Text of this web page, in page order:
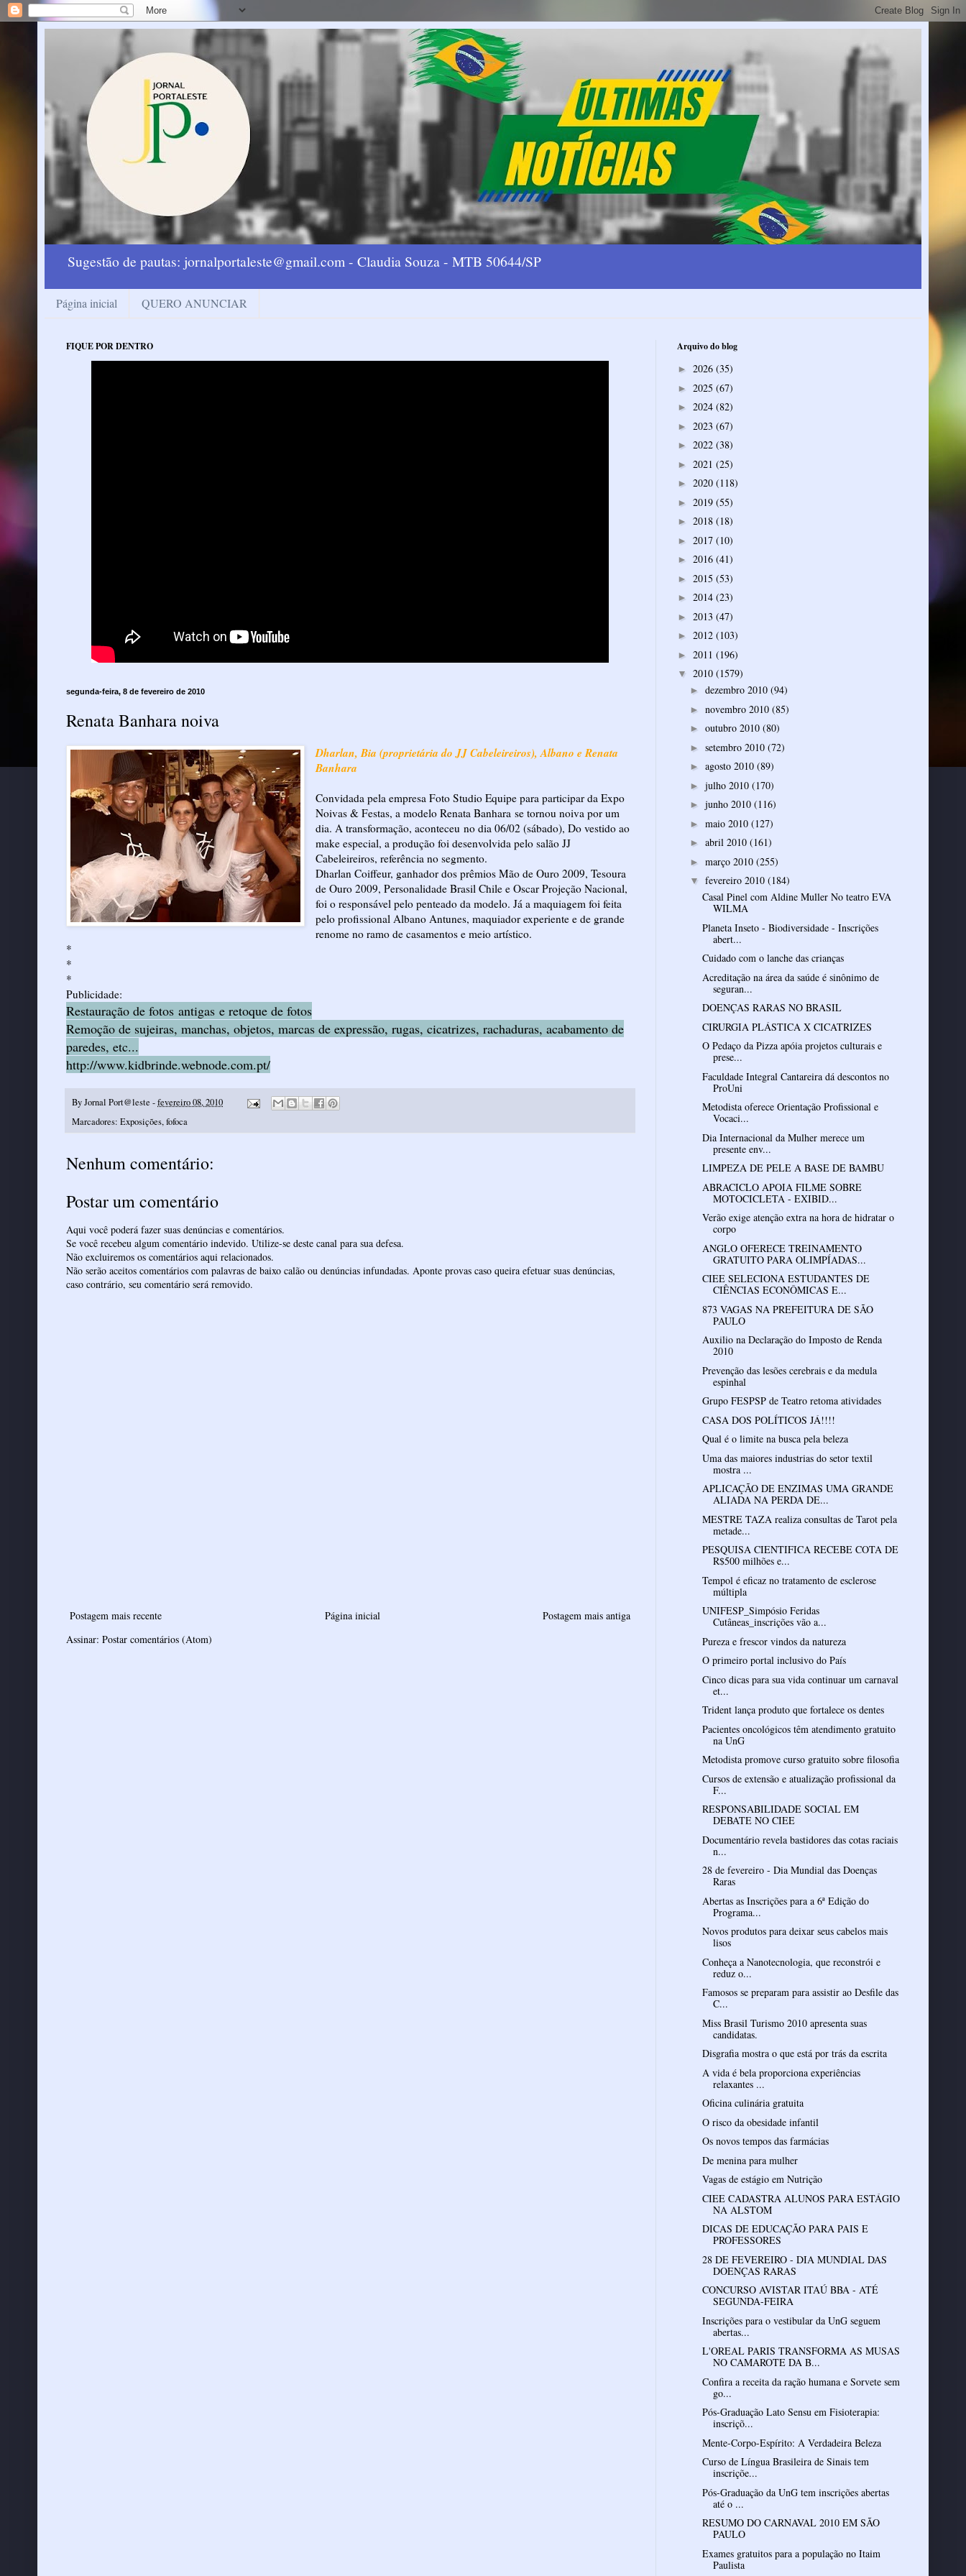
Sugestão de pautas: jornalportaleste@gmail.com - Claudia Souza - MTB 50644/SP
Página inicial QUERO ANUNCIAR
FIQUE POR DENTRO
segunda-feira, 8 de fevereiro de 2010
Renata Banhara noiva
Dharlan, Bia (proprietária do JJ Cabeleireiros), Albano e Renata
Banhara
Convidada pela empresa Foto Studio Equipe para participar da Expo
Noivas & Festas, a modelo Renata Banhara se tornou noiva por um
dia. A transformação, aconteceu no dia 06/02 (sábado), Do vestido ao
make especial, a produção foi desenvolvida pelo salão JJ
Cabeleireiros, referência no segmento.
Dharlan Coiffeur, ganhador dos prêmios Mão de Ouro 2009, Tesoura
de Ouro 2009, Personalidade Brasil Chile e Oscar Projeção Nacional,
foi o responsável pelo penteado da modelo. Já a maquiagem foi feita
pelo profissional Albano Antunes, maquiador experiente e de grande
renome no ramo de casamentos e meio artístico.
*
*
*
Publicidade:
Restauração de fotos antigas e retoque de fotos
Remoção de sujeiras, manchas, objetos, marcas de expressão, rugas, cicatrizes, rachaduras, acabamento de
paredes, etc...
http://www.kidbrinde.webnode.com.pt/
ByJornal Port@leste -fevereiro 08, 2010
Marcadores: Exposições,fofoca
Nenhum comentário:
Postar um comentário
Aqui você poderá fazer suas denúncias e comentários.
Se você recebeu algum comentário indevido. Utilize-se deste canal para sua defesa.
Não excluiremos os comentários aqui relacionados.
Não serão aceitos comentários com palavras de baixo calão ou denúncias infundadas. Aponte provas caso queira efetuar suas denúncias,
caso contrário, seu comentário será removido.
Postagem mais recente Postagem mais antiga
Página inicial
Assinar: Postar comentários (Atom)
Arquivo do blog
► 2026 (35)
► 2025 (67)
► 2024 (82)
► 2023 (67)
► 2022 (38)
► 2021 (25)
► 2020 (118)
► 2019 (55)
► 2018 (18)
► 2017 (10)
► 2016 (41)
► 2015 (53)
► 2014 (23)
► 2013 (47)
► 2012 (103)
► 2011 (196)
▼ 2010 (1579)
► dezembro 2010 (94)
► novembro 2010 (85)
► outubro 2010 (80)
► setembro 2010 (72)
► agosto 2010 (89)
► julho 2010 (170)
► junho 2010 (116)
► maio 2010 (127)
► abril 2010 (161)
► março 2010 (255)
▼ fevereiro 2010 (184)
Casal Pinel com Aldine Muller No teatro EVA
WILMA
Planeta Inseto - Biodiversidade - Inscrições
abert...
Cuidado com o lanche das crianças
Acreditação na área da saúde é sinônimo de
seguran...
DOENÇAS RARAS NO BRASIL
CIRURGIA PLÁSTICA X CICATRIZES
O Pedaço da Pizza apóia projetos culturais e
prese...
Faculdade Integral Cantareira dá descontos no
ProUni
Metodista oferece Orientação Profissional e
Vocaci...
Dia Internacional da Mulher merece um
presente env...
LIMPEZA DE PELE A BASE DE BAMBU
ABRACICLO APOIA FILME SOBRE
MOTOCICLETA - EXIBID...
Verão exige atenção extra na hora de hidratar o
corpo
ANGLO OFERECE TREINAMENTO
GRATUITO PARA OLIMPÍADAS...
CIEE SELECIONA ESTUDANTES DE
CIÊNCIAS ECONÔMICAS E...
873 VAGAS NA PREFEITURA DE SÃO
PAULO
Auxilio na Declaração do Imposto de Renda
2010
Prevenção das lesões cerebrais e da medula
espinhal
Grupo FESPSP de Teatro retoma atividades
CASA DOS POLÍTICOS JÁ!!!!
Qual é o limite na busca pela beleza
Uma das maiores industrias do setor textil
mostra ...
APLICAÇÃO DE ENZIMAS UMA GRANDE
ALIADA NA PERDA DE...
MESTRE TAZA realiza consultas de Tarot pela
metade...
PESQUISA CIENTIFICA RECEBE COTA DE
R$500 milhões e...
Tempol é eficaz no tratamento de esclerose
múltipla
UNIFESP_Simpósio Feridas
Cutâneas_inscrições vão a...
Pureza e frescor vindos da natureza
O primeiro portal inclusivo do País
Cinco dicas para sua vida continuar um carnaval
et...
Trident lança produto que fortalece os dentes
Pacientes oncológicos têm atendimento gratuito
na UnG
Metodista promove curso gratuito sobre filosofia
Cursos de extensão e atualização profissional da
F...
RESPONSABILIDADE SOCIAL EM
DEBATE NO CIEE
Documentário revela bastidores das cotas raciais
n...
28 de fevereiro - Dia Mundial das Doenças
Raras
Abertas as Inscrições para a 6ª Edição do
Programa...
Novos produtos para deixar seus cabelos mais
lisos
Conheça a Nanotecnologia, que reconstrói e
reduz o...
Famosos se preparam para assistir ao Desfile das
C...
Miss Brasil Turismo 2010 apresenta suas
candidatas.
Disgrafia mostra o que está por trás da escrita
A vida é bela proporciona experiências
relaxantes ...
Oficina culinária gratuita
O risco da obesidade infantil
Os novos tempos das farmácias
De menina para mulher
Vagas de estágio em Nutrição
CIEE CADASTRA ALUNOS PARA ESTÁGIO
NA ALSTOM
DICAS DE EDUCAÇÃO PARA PAIS E
PROFESSORES
28 DE FEVEREIRO - DIA MUNDIAL DAS
DOENÇAS RARAS
CONCURSO AVISTAR ITAÚ BBA - ATÉ
SEGUNDA-FEIRA
Inscrições para o vestibular da UnG seguem
abertas...
L'OREAL PARIS TRANSFORMA AS MUSAS
NO CAMAROTE DA B...
Confira a receita da ração humana e Sorvete sem
go...
Pós-Graduação Lato Sensu em Fisioterapia:
inscriçõ...
Mente-Corpo-Espírito: A Verdadeira Beleza
Curso de Língua Brasileira de Sinais tem
inscriçõe...
Pós-Graduação da UnG tem inscrições abertas
até o ...
RESUMO DO CARNAVAL 2010 EM SÃO
PAULO
Exames gratuitos para a população no Itaim
Paulista